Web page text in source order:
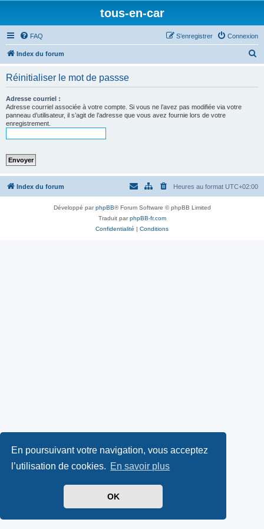
En poursuivant votre navigation, vous acceptez
l’utilisation de cookies. En savoir plus
OK
tous-en-car
FAQ Connexion
S’enregistrer
Index du forum
Réinitialiser le mot de passse
Adresse courriel :
Adresse courriel associée à votre compte. Si vous ne l’avez pas modifiée via votre
panneau d’utilisateur, il s’agit de l’adresse que vous avez fournie lors de votre
enregistrement.
Index du forum Heures au format UTC+02:00
Développé parphpBB® Forum Software © phpBB Limited
Traduit parphpBB-fr.com
Confidentialité | Conditions